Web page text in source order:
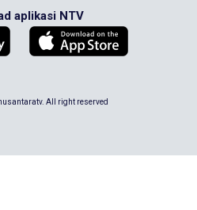
aplikasi NTV
All right reserved